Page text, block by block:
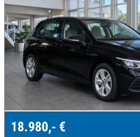
18.980,- €